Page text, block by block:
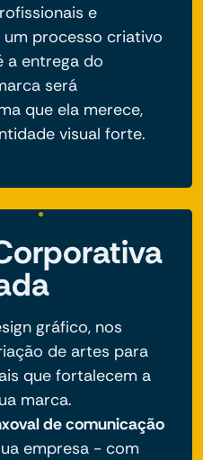
e
um processo criativo
a entrega do
será
que ela merece,
visual forte.
gráfico, nos
de artes para
que fortalecem a
marca.
de comunicação
empresa - com